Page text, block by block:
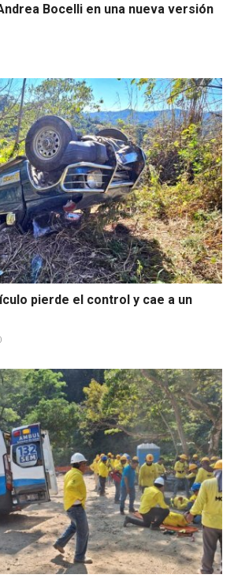
Bocelli en una nueva versión
pierde el control y cae a un